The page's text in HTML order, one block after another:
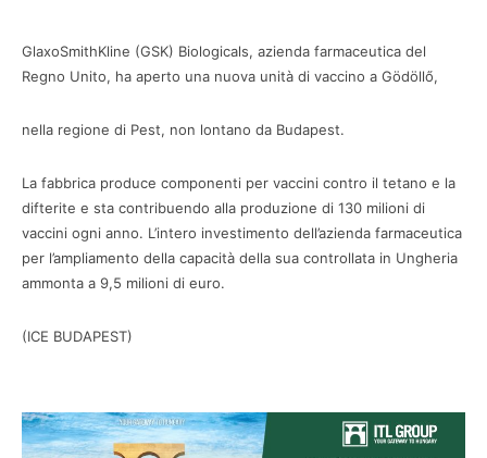
GlaxoSmithKline (GSK) Biologicals, azienda farmaceutica del
Regno Unito, ha aperto una nuova unità di vaccino a Gödöllő,
nella regione di Pest, non lontano da Budapest.
La fabbrica produce componenti per vaccini contro il tetano e la
difterite e sta contribuendo alla produzione di 130 milioni di
vaccini ogni anno. L’intero investimento dell’azienda farmaceutica
per l’ampliamento della capacità della sua controllata in Ungheria
ammonta a 9,5 milioni di euro.
(ICE BUDAPEST)